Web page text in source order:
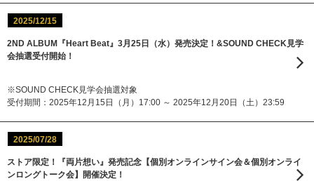
2025/12/15
2ND ALBUM『Heart Beat』3月25日（水）発売決定！&SOUND CHECK見学
会抽選受付開始！
※SOUND CHECK見学会抽選対象
受付期間：2025年12月15日（月）17:00 ～ 2025年12月20日（土）23:59
2025/07/28
ストア限定！『両片想い』発売記念【個別オンラインサイン会＆個別オンライ
ンロングトーク会】開催決定！